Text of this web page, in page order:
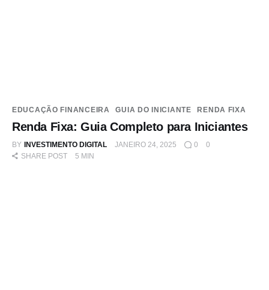
EDUCAÇÃO FINANCEIRA GUIA DO INICIANTE RENDA FIXA
Renda Fixa: Guia Completo para Iniciantes
BY INVESTIMENTO DIGITAL JANEIRO 24, 2025 0
0
SHARE POST
5 MIN